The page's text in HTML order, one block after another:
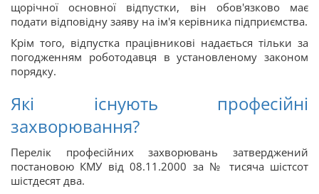
щорічної основної відпустки, він обов'язково має
подати відповідну заяву на ім'я керівника підприємства.
Крім того, відпустка працівникові надається тільки за
погодженням роботодавця в установленому законом
порядку.
Які існують професійні
захворювання?
Перелік професійних захворювань затверджений
постановою КМУ від 08.11.2000 за № тисяча шістсот
шістдесят два.